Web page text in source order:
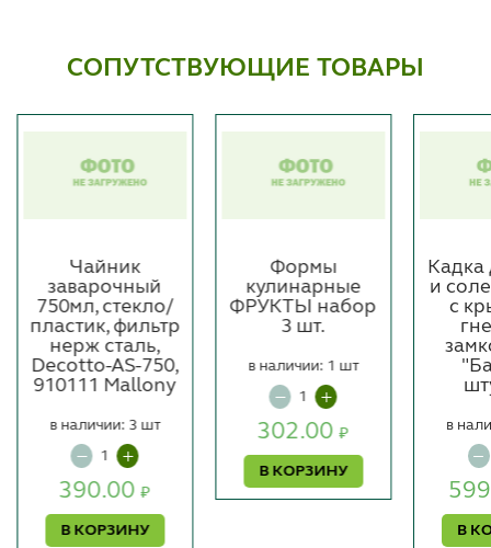
СОПУТСТВУЮЩИЕ ТОВАРЫ
Чайник
заварочный
750мл, стекло/
пластик, фильтр
нерж сталь,
Decotto-AS-750,
910111 Mallony
390.00₽
В КОРЗИНУ
в наличии: 3 шт
Формы
кулинарные
ФРУКТЫ набор
3 шт.
302.00₽
В КОРЗИНУ
в наличии: 1 шт
Кадка
и
с
В
в